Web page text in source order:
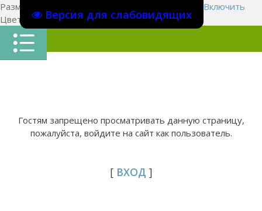
Версия для слабовидящих
Размер шрифта:
Включить
Цвет сайтаЦ Ц Ц Х
Гостям запрещено просматривать данную страницу,
пожалуйста, войдите на сайт как пользователь.
[ ВХОД ]